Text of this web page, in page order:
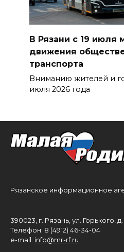
В Рязани с 19 июля
движения
транспорта
Вниманию жителей и
июля 2026 года
Рязанское информационное
390023, г. Рязань, ул. Горького, д.
Телефон: 8 (4912) 46-34-04
e-mail: info@mr-rf.ru